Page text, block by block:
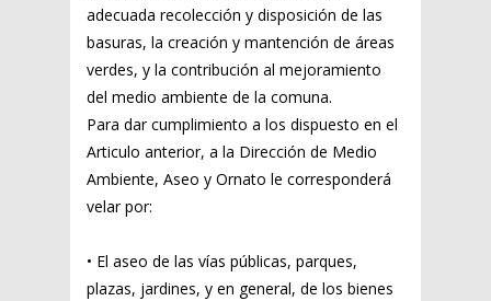
adecuada recolección y disposición de las
basuras, la creación y mantención de áreas
verdes, y la contribución al mejoramiento
del medio ambiente de la comuna.
Para dar cumplimiento a los dispuesto en el
Articulo anterior, a la Dirección de Medio
Ambiente, Aseo y Ornato le corresponderá
velar por:
• El aseo de las vías públicas, parques,
plazas, jardines, y en general, de los bienes